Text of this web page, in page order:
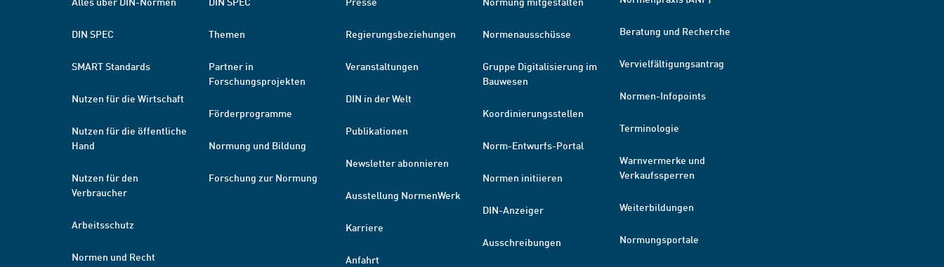
DIN SPEC
SMART Standards
Nutzen für die Wirtschaft
Nutzen für die öffentliche
Hand
Nutzen für den
Verbraucher
Arbeitsschutz
Normen und Recht
Themen
Partner in
Forschungsprojekten
Förderprogramme
Normung und Bildung
Forschung zur Normung
Regierungsbeziehungen
Veranstaltungen
DIN in der Welt
Publikationen
Newsletter abonnieren
Ausstellung NormenWerk
Karriere
Anfahrt
Normenausschüsse
Gruppe Digitalisierung im
Bauwesen
Koordinierungsstellen
Norm-Entwurfs-Portal
Normen initiieren
DIN-Anzeiger
Ausschreibungen
Beratung und Recherche
Vervielfältigungsantrag
Normen-Infopoints
Terminologie
Warnvermerke und
Verkaufssperren
Weiterbildungen
Normungsportale